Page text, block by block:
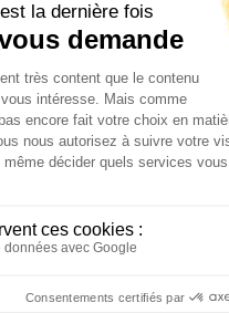
la rue.
Utopia psyllium husk
Ajouter aux souhaits